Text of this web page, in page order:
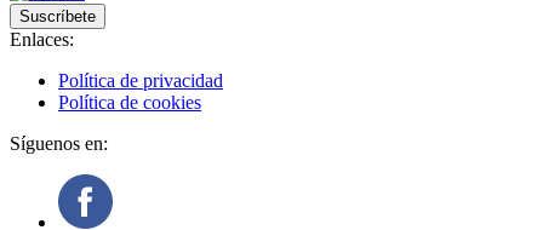
Suscríbete
Enlaces:
Política de privacidad
Política de cookies
Síguenos en: